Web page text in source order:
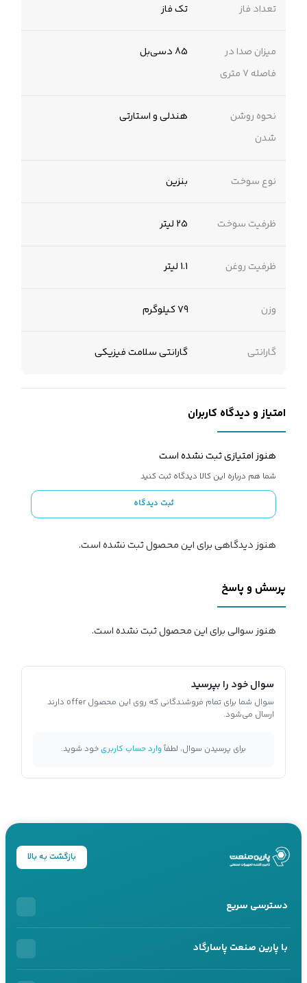
تعداد فاز تک فاز
میزان صدا در
فاصله 7 متری
85 دسی‌بل
نحوه روشن
شدن
هندلی و استارتی
نوع سوخت بنزین
ظرفیت سوخت 25 لیتر
ظرفیت روغن 1.1 لیتر
وزن 79 کیلوگرم
گارانتی گارانتی سلامت فیزیکی
امتیاز و دیدگاه کاربران
هنوز امتیازی ثبت نشده است
شما هم درباره این کالا دیدگاه ثبت کنید
ثبت دیدگاه
هنوز دیدگاهی برای این محصول ثبت نشده است.
پرسش و پاسخ
هنوز سوالی برای این محصول ثبت نشده است.
سوال خود را بپرسید
سوال شما برای تمام فروشندگانی که روی این محصول offer دارند
ارسال می‌شود.
برای پرسیدن سوال، لطفاًوارد حساب کاربریخود شوید.
بازگشت به بالا
دسترسی سریع
محصولات اقساطی
با پارین صنعت پاسارگاد